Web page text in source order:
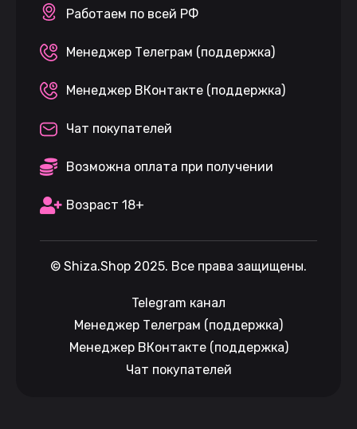
Работаем по всей РФ
Менеджер Телеграм (поддержка)
Менеджер ВКонтакте (поддержка)
Чат покупателей
Возможна оплата при получении
Возраст 18+
© Shiza.Shop 2025. Все права защищены.
Telegram канал
Менеджер Телеграм (поддержка)
Менеджер ВКонтакте (поддержка)
Чат покупателей